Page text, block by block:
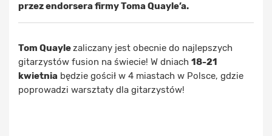
przez endorsera firmy Toma Quayle’a.
Tom Quaylezaliczany jest obecnie do najlepszych
gitarzystów fusion na świecie! W dniach 18-21
kwietnia będzie gościł w 4 miastach w Polsce, gdzie
poprowadzi warsztaty dla gitarzystów!